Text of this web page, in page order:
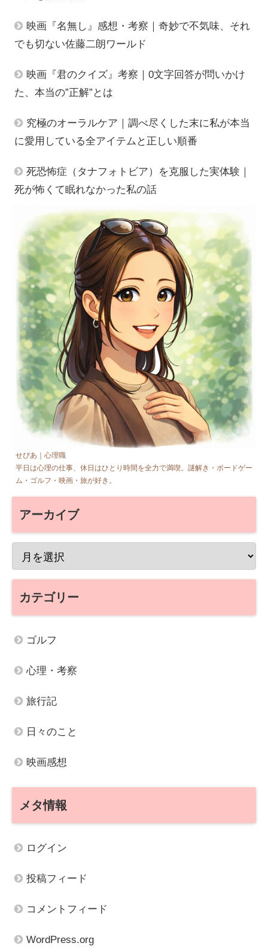
映画『名無し』感想・考察｜奇妙で不気味、それ
でも切ない佐藤二朗ワールド
映画『君のクイズ』考察｜0文字回答が問いかけ
た、本当の”正解”とは
究極のオーラルケア｜調べ尽くした末に私が本当
に愛用している全アイテムと正しい順番
死恐怖症（タナフォトビア）を克服した実体験｜
死が怖くて眠れなかった私の話
せぴあ｜心理職
平日は心理の仕事、休日はひとり時間を全力で満喫。謎解き・ボードゲー
ム・ゴルフ・映画・旅が好き。
アーカイブ
カテゴリー
ゴルフ
心理・考察
旅行記
日々のこと
映画感想
メタ情報
ログイン
投稿フィード
コメントフィード
WordPress.org